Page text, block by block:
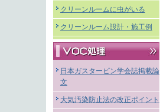
クリーンルームに虫がいる
クリーンルーム設計・施工例
日本ガスタービン学会誌掲載論
文
大気汚染防止法の改正ポイント